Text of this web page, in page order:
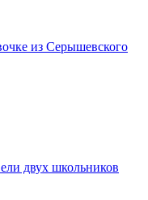
из Серышевского
двух школьников